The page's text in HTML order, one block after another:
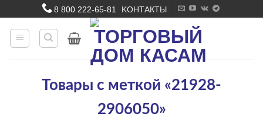
content
8 800 222-65-81 KОНТАКТЫ
Товары с меткой «21928-
2906050»